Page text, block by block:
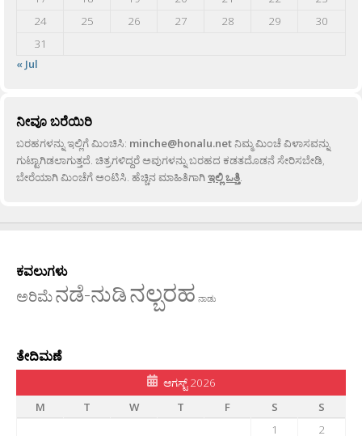
24
25 26 27 28 29
30
31
« Jul
ನೀವೂ ಬರೆಯಿರಿ
ಬರಹಗಳನ್ನು ಇಲ್ಲಿಗೆ ಮಿಂಚಿಸಿ: minche@honalu.netನಿಮ್ಮ ಮಿಂಚೆ ವಿಳಾಸವನ್ನು
ಗುಟ್ಟಾಗಿಡಲಾಗುತ್ತದೆ. ಚಿತ್ರಗಳಿದ್ದರೆ ಅವುಗಳನ್ನು ಬರಹದ ಕಡತದೊಡನೆ ಸೇರಿಸಬೇಡಿ,
ಬೇರೆಯಾಗಿ ಮಿಂಚೆಗೆ ಅಂಟಿಸಿ. ಹೆಚ್ಚಿನ ಮಾಹಿತಿಗಾಗಿಇಲ್ಲಿ ಒತ್ತಿ.
ಕವಲುಗಳು
ಅರಿಮೆನಡೆ-ನುಡಿನಲ್ಬರಹ ನಾಡು
ತೇದಿಮಣೆ
ಆಗಸ್ಟ್ 2026
M
T W T F S
S
1
2